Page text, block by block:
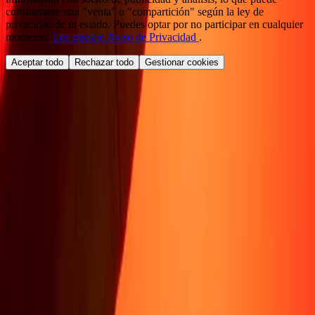
considerarse una "venta" o "compartición" según la ley de
privacidad de tu estado. Puedes optar por no participar en cualquier
momento. Lee nuestro Aviso de Privacidad .
Aceptar todo Rechazar todo Gestionar cookies